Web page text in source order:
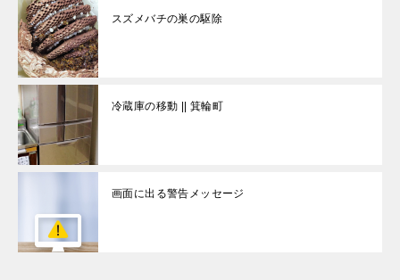
スズメバチの巣の駆除
冷蔵庫の移動 || 箕輪町
画面に出る警告メッセージ